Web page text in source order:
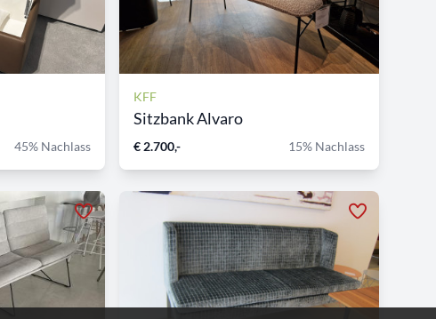
45% Nachlass
KFF
Sitzbank Alvaro
€ 2.700,- 15% Nachlass